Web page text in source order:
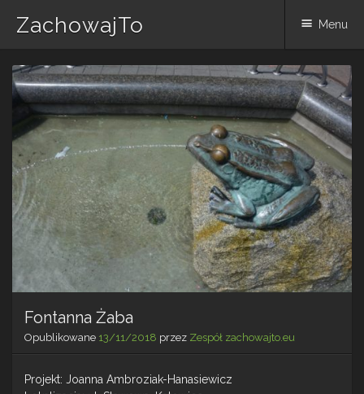
ZachowajTo Menu
Skip
to
content
Fontanna Żaba
Opublikowane 13/11/2018 przez Zespół zachowajto.eu
Projekt: Joanna Ambroziak-Hanasiewicz